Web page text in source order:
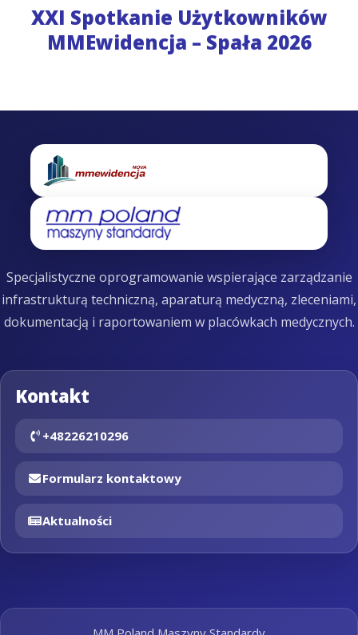
XXI Spotkanie Użytkowników
MMEwidencja – Spała 2026
Specjalistyczne oprogramowanie wspierające zarządzanie
infrastrukturą techniczną, aparaturą medyczną, zleceniami,
dokumentacją i raportowaniem w placówkach medycznych.
Kontakt
+48226210296
Formularz kontaktowy
Aktualności